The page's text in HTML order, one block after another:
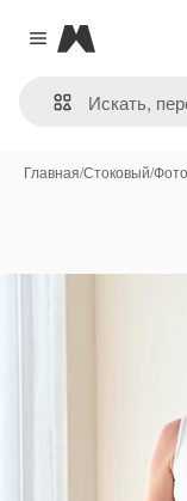
Close menu
Magnific
Главная/Стоковый/